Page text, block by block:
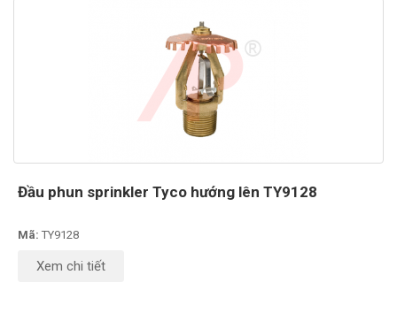
Đầu phun sprinkler Tyco hướng lên TY9128
Mã: TY9128
Xem chi tiết